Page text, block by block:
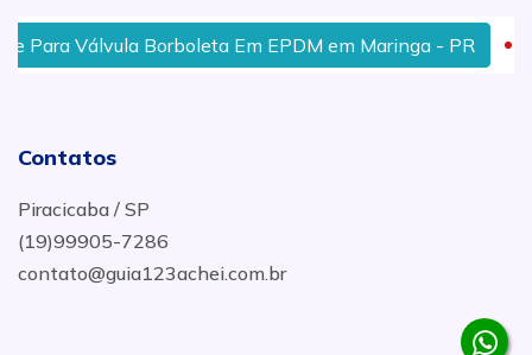
Válvula Borboleta Em EPDM em Maringa - PR
Contatos
Piracicaba / SP
(19)99905-7286
contato@guia123achei.com.br